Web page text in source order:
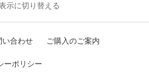
示に切り替える
い合わせ ご購入のご案内
ーポリシー